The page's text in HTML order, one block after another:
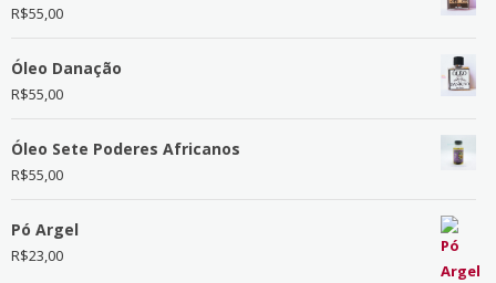
R$55,00
Óleo Danação
R$55,00
Óleo Sete Poderes Africanos
R$55,00
Pó Argel
R$23,00